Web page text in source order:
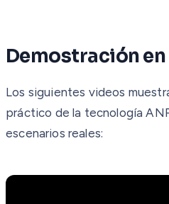
Demostración
Los siguientes videos
práctico de la tecnología
escenarios reales: